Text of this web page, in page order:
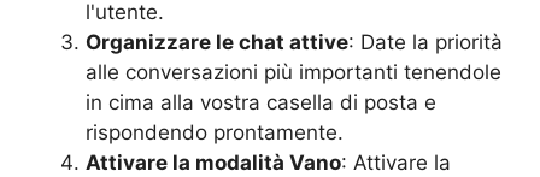
l'utente.
Organizzare le chat attive: Date la priorità
alle conversazioni più importanti tenendole
in cima alla vostra casella di posta e
rispondendo prontamente.
Attivare la modalità Vano: Attivare la